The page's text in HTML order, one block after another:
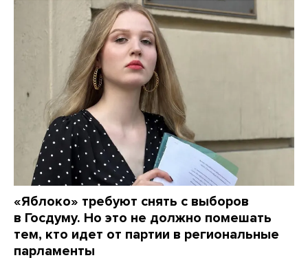
«Яблоко» требуют снять с выборов
в Госдуму. Но это не должно помешать
тем, кто идет от партии в региональные
парламенты